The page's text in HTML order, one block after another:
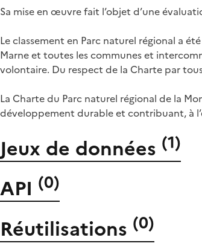
Sa mise en œuvre fait l’objet d’une
Le classement en Parc naturel régional a
Marne et toutes les communes et
volontaire. Du respect de la Charte par
La Charte du Parc naturel régional de la
développement durable et contribuant, à
Jeux de données (1)
API (0)
Réutilisations (0)